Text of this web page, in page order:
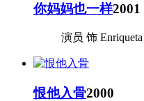
你妈妈也一样2001
演员 饰 Enriqueta
恨他入骨2000